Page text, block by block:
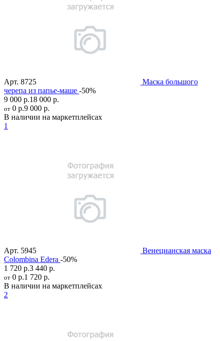
Арт. 8725
Маска большого
черепа из папье-маше -50%
9 000 р.18 000 р.
от 0 р.9 000 р.
В наличии на маркетплейсах
1
Арт. 5945
Венецианская маска
Colombina Edera -50%
1 720 р.3 440 р.
от 0 р.1 720 р.
В наличии на маркетплейсах
2